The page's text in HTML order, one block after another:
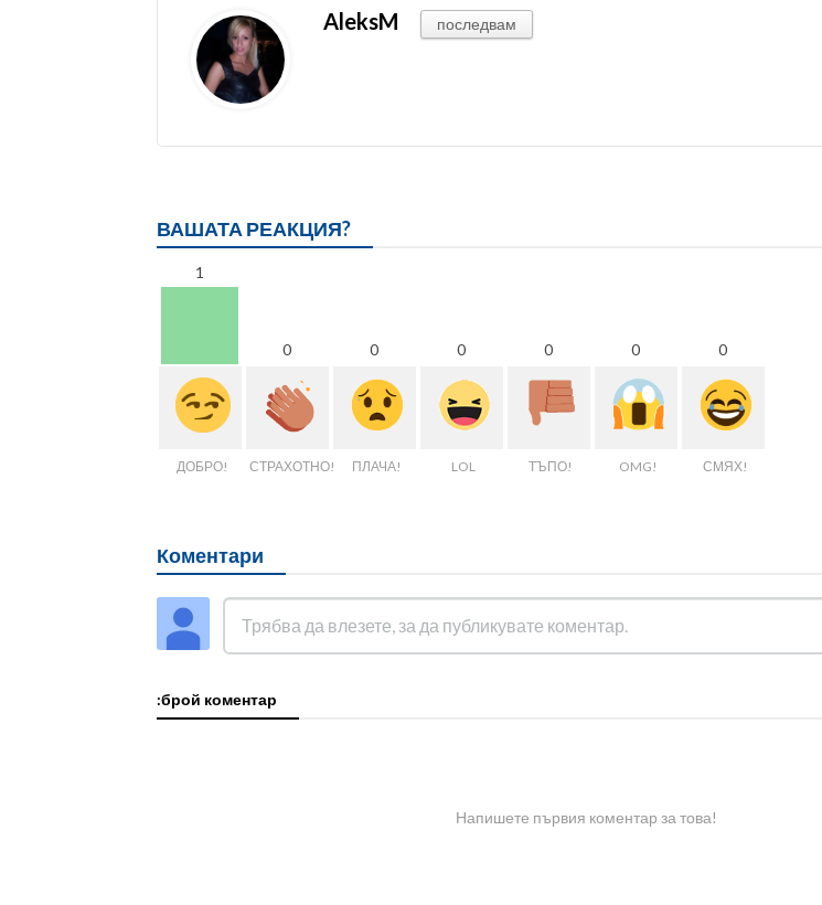
AleksM последвам
ВАШАТА РЕАКЦИЯ?
1
ДОБРО!
0
СТРАХОТНО!
0
ПЛАЧА!
0
LOL
0
ТЪПО!
0
OMG!
0
СМЯХ!
Коментари
:брой коментар
Напишете първия коментар за това!